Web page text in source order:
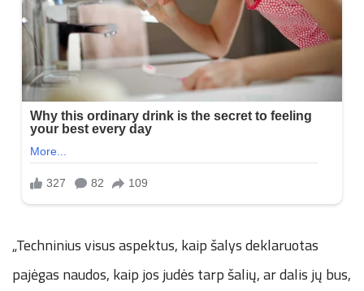
„Techninius visus aspektus, kaip šalys deklaruotas
pajėgas naudos, kaip jos judės tarp šalių, ar dalis jų bus,